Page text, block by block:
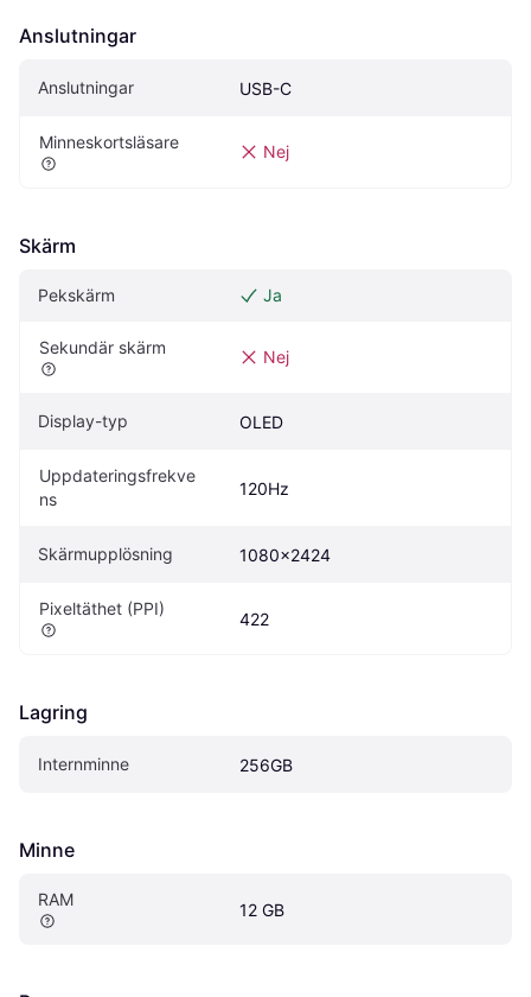
Anslutningar
Anslutningar USB-C
Minneskortsläsare Nej
Skärm
Pekskärm Ja
Sekundär skärm Nej
Display-typ OLED
Uppdateringsfrekve
ns
120Hz
Skärmupplösning 1080x2424
Pixeltäthet (PPI)
422
Lagring
Internminne 256GB
Minne
RAM
12 GB